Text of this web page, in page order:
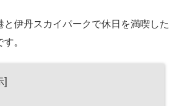
伊丹スカイパークで休日を満喫した
。
]